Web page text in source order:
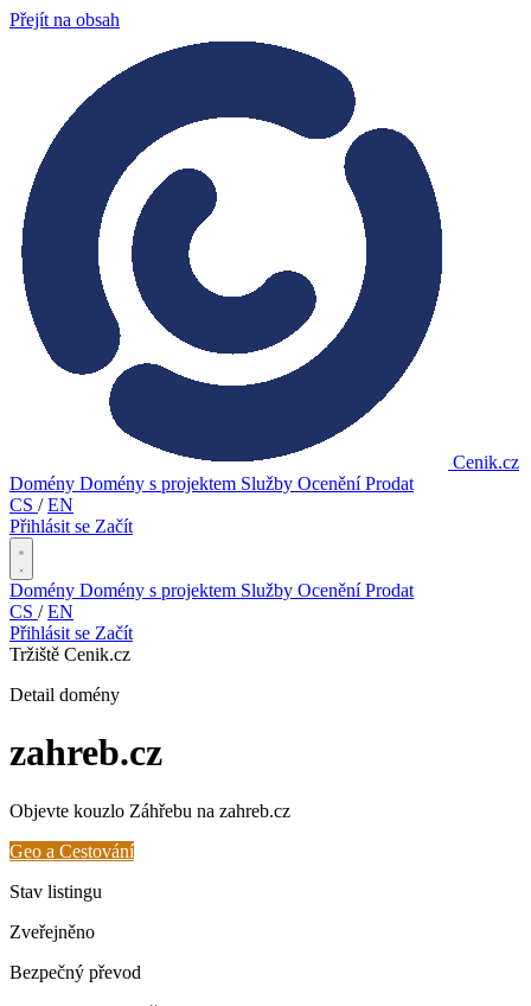
Přejít na obsah
Cenik.cz
Domény Domény s projektem Služby OceněníProdat
CS / EN
Přihlásit se Začít
Domény Domény s projektem Služby OceněníProdat
CS / EN
Přihlásit se Začít
Tržiště Cenik.cz
Detail domény
zahreb.cz
Objevte kouzlo Záhřebu na zahreb.cz
Geo a Cestování
Stav listingu
Zveřejněno
Bezpečný převod